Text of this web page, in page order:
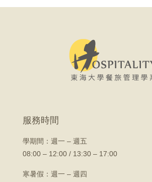
服務時間
學期間： 週一 – 週五
08:00 – 12:00 / 13:30 – 17:00
寒暑假：週一 – 週四